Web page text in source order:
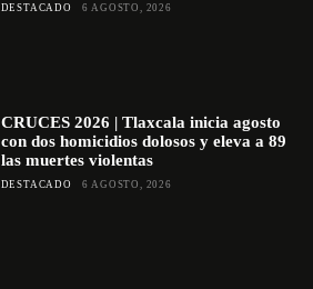
DESTACADO 6 AGOSTO, 2026
CRUCES 2026 | Tlaxcala inicia agosto
con dos homicidios dolosos y eleva a 89
las muertes violentas
DESTACADO 6 AGOSTO, 2026